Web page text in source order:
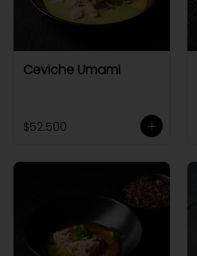
Ceviche Umami
$52.500